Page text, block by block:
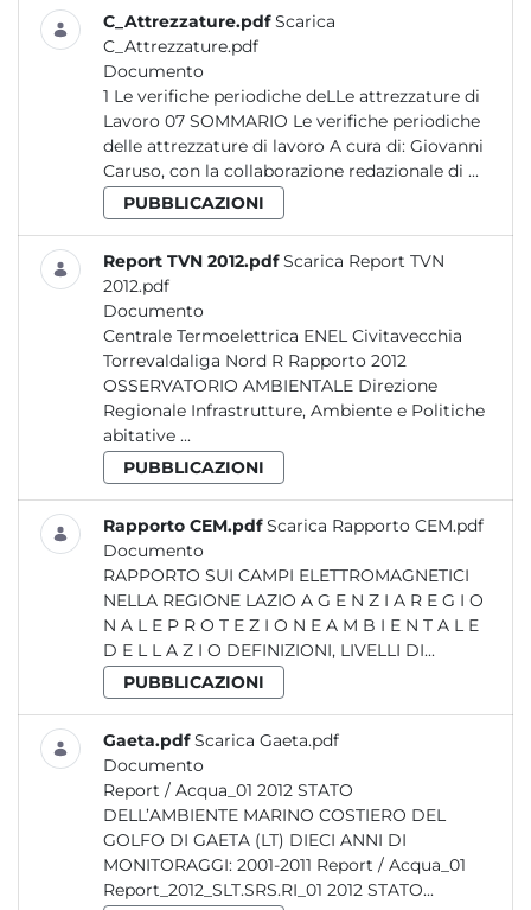
C_Attrezzature.pdf Scarica
C_Attrezzature.pdf
Documento
1 Le verifiche periodiche deLLe attrezzature di
Lavoro 07 SOMMARIO Le verifiche periodiche
delle attrezzature di lavoro A cura di: Giovanni
Caruso, con la collaborazione redazionale di ...
PUBBLICAZIONI
Report TVN 2012.pdf Scarica Report TVN
2012.pdf
Documento
Centrale Termoelettrica ENEL Civitavecchia
Torrevaldaliga Nord R Rapporto 2012
OSSERVATORIO AMBIENTALE Direzione
Regionale Infrastrutture, Ambiente e Politiche
abitative ...
PUBBLICAZIONI
Rapporto CEM.pdf Scarica Rapporto CEM.pdf
Documento
RAPPORTO SUI CAMPI ELETTROMAGNETICI
NELLA REGIONE LAZIO A G E N Z I A R E G I O
N A L E P R O T E Z I O N E A M B I E N T A L E
D E L L A Z I O DEFINIZIONI, LIVELLI DI...
PUBBLICAZIONI
Gaeta.pdf Scarica Gaeta.pdf
Documento
Report / Acqua_01 2012 STATO
DELL’AMBIENTE MARINO COSTIERO DEL
GOLFO DI GAETA (LT) DIECI ANNI DI
MONITORAGGI: 2001-2011 Report / Acqua_01
Report_2012_SLT.SRS.RI_01 2012 STATO...